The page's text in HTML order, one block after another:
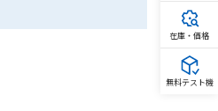
在庫・価格
無料テスト機